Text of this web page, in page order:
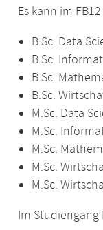
Es kann im
B.Sc. Data
B.Sc.
B.Sc.
B.Sc.
M.Sc. Data
M.Sc.
M.Sc.
M.Sc.
M.Sc.
Im